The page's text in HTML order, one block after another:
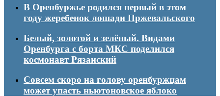
В Оренбуржье родился первый в этом
году жеребенок лошади Пржевальского
Белый, золотой и зелёный. Видами
Оренбурга с борта МКС поделился
космонавт Рязанский
Совсем скоро на голову оренбуржцам
может упасть ньютоновское яблоко